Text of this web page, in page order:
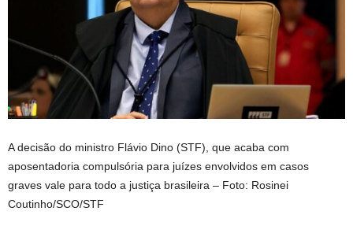
A decisão do ministro Flávio Dino (STF), que acaba com
aposentadoria compulsória para juízes envolvidos em casos
graves vale para todo a justiça brasileira – Foto: Rosinei
Coutinho/SCO/STF